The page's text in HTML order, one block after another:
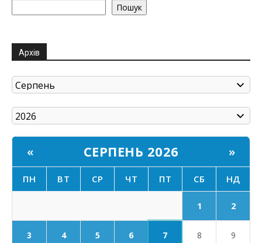
Пошук
Архів
« СЕРПЕНЬ 2026 »
ПН ВТ СР ЧТ ПТ СБ НД
1 2
3 4 5 6 7 8 9